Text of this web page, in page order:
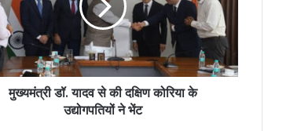
मुख्यमंत्री डॉ. यादव से की दक्षिण कोरिया के
उद्योगपतियों ने भेंट